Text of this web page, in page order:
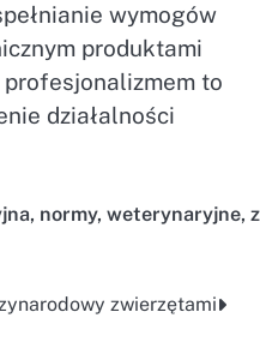
wymogów
produktami
to
działalności
, normy, weterynaryjne,
zwierzętami